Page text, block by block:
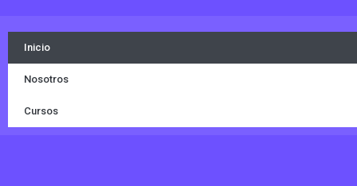
Inicio
Nosotros
Cursos